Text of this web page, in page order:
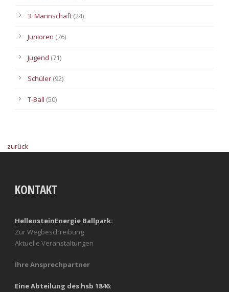
3. Mannschaft (24)
Junioren (76)
Jugend (71)
Schüler (92)
T-Ball (50)
zurück
KONTAKT
HellensteinEnergie Ballpark:
Zur Wegbeschreibung
Aktuelle Veranstaltungen
Ihre Ansprechpartner
Eine Abteilung des hsb 1846: